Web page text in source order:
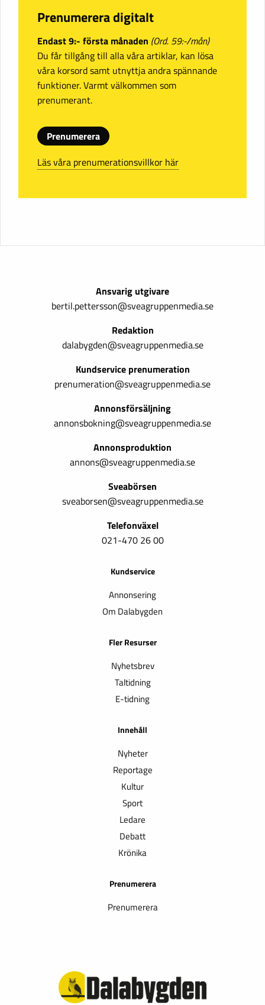
Prenumerera digitalt
Endast 9:- första månaden (Ord. 59:-/mån)
Du får tillgång till alla våra artiklar, kan lösa
våra korsord samt utnyttja andra spännande
funktioner. Varmt välkommen som
prenumerant.
Prenumerera
Läs våra prenumerationsvillkor här
Ansvarig utgivare
bertil.pettersson@sveagruppenmedia.se
Redaktion
dalabygden@sveagruppenmedia.se
Kundservice prenumeration
prenumeration@sveagruppenmedia.se
Annonsförsäljning
annonsbokning@sveagruppenmedia.se
Annonsproduktion
annons@sveagruppenmedia.se
Sveabörsen
sveaborsen@sveagruppenmedia.se
Telefonväxel
021-470 26 00
Kundservice
Annonsering
Om Dalabygden
Fler Resurser
Nyhetsbrev
Taltidning
E-tidning
Innehåll
Nyheter
Reportage
Kultur
Sport
Ledare
Debatt
Krönika
Prenumerera
Prenumerera